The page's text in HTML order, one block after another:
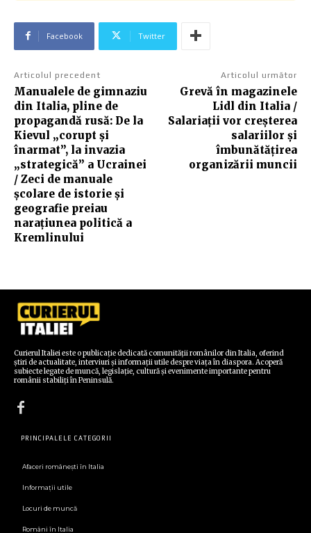
Facebook Twitter
Articolul precedent
Manualele de gimnaziu
din Italia, pline de
propagandă rusă: De la
Kievul „corupt și
înarmat”, la invazia
„strategică” a Ucrainei
/ Zeci de manuale
școlare de istorie și
geografie preiau
narațiunea politică a
Kremlinului
Articolul următor
Grevă în magazinele
Lidl din Italia /
Salariații vor creșterea
salariilor și
îmbunătățirea
organizării muncii
Curierul Italiei este o publicație dedicată comunității românilor din Italia, oferind
știri de actualitate, interviuri și informații utile despre viața în diaspora. Acoperă
subiecte legate de muncă, legislație, cultură și evenimente importante pentru
românii stabiliți în Peninsulă.
PRINCIPALELE CATEGORII
Afaceri românești în Italia
Informații utile
Locuri de muncă
Români în Italia